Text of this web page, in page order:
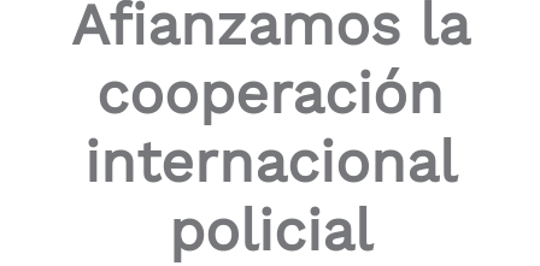
Afianzamos la
cooperación
internacional
policial